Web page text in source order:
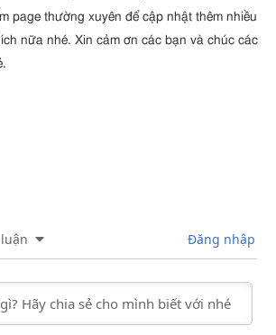
page thường xuyên để cập nhật thêm nhiều
nữa nhé. Xin cảm ơn các bạn và chúc các
Đăng nhập